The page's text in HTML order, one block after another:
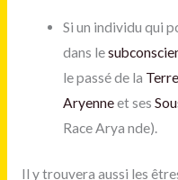
Si un individu qui
dans le
le passé de la Terre
Aryenneet ses
Race Arya nde).
Il y trouvera aussi les